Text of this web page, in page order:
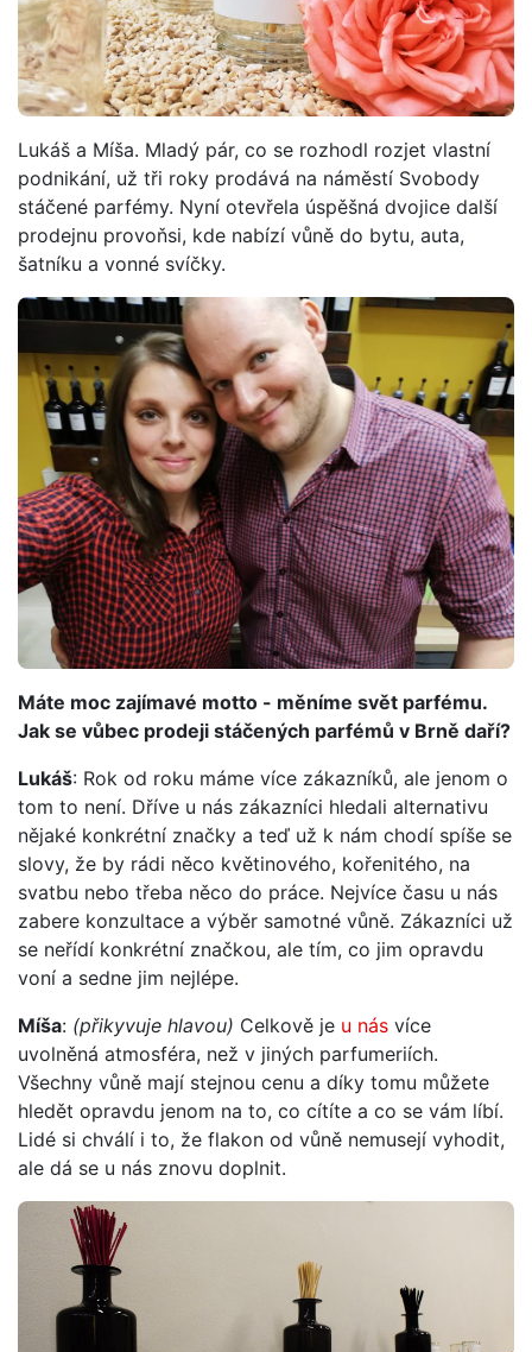
Lukáš a Míša. Mladý pár, co se rozhodl rozjet vlastní
podnikání, už tři roky prodává na náměstí Svobody
stáčené parfémy. Nyní otevřela úspěšná dvojice další
prodejnu provoňsi, kde nabízí vůně do bytu, auta,
šatníku a vonné svíčky.
Máte moc zajímavé motto - měníme svět parfému.
Jak se vůbec prodeji stáčených parfémů v Brně daří?
Lukáš: Rok od roku máme více zákazníků, ale jenom o
tom to není. Dříve u nás zákazníci hledali alternativu
nějaké konkrétní značky a teď už k nám chodí spíše se
slovy, že by rádi něco květinového, kořenitého, na
svatbu nebo třeba něco do práce. Nejvíce času u nás
zabere konzultace a výběr samotné vůně. Zákazníci už
se neřídí konkrétní značkou, ale tím, co jim opravdu
voní a sedne jim nejlépe.
Míša: (přikyvuje hlavou) Celkově je u nás více
uvolněná atmosféra, než v jiných parfumeriích.
Všechny vůně mají stejnou cenu a díky tomu můžete
hledět opravdu jenom na to, co cítíte a co se vám líbí.
Lidé si chválí i to, že flakon od vůně nemusejí vyhodit,
ale dá se u nás znovu doplnit.